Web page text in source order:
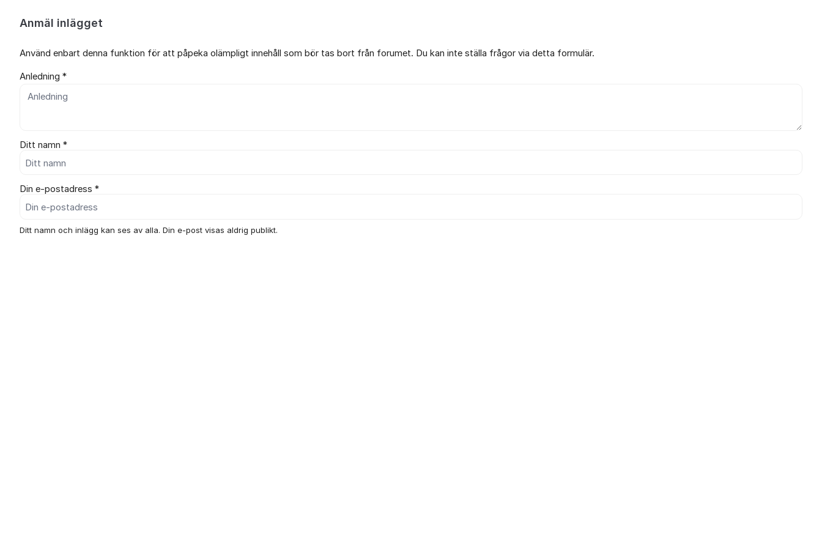
Anmäl inlägget
Använd enbart denna funktion för att påpeka olämpligt innehåll som bör tas bort från forumet. Du kan inte ställa frågor via detta formulär.
Anledning *
Ditt namn *
Din e-postadress *
Ditt namn och inlägg kan ses av alla. Din e-post visas aldrig publikt.